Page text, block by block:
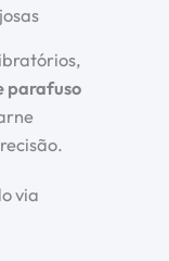
parafuso
via